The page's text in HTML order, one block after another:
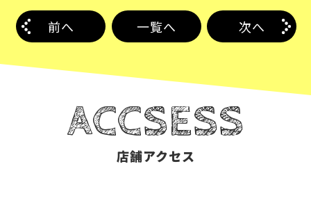
前へ 一覧へ 次へ
ACCSESS
店舗アクセス